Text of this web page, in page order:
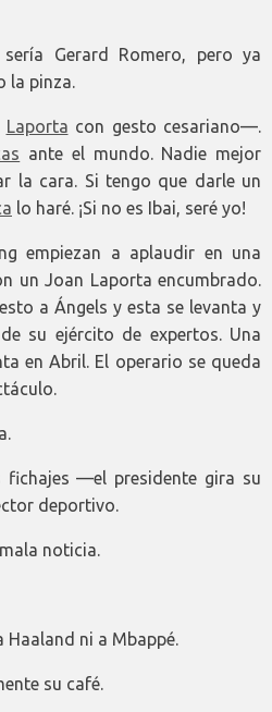
Gerard Romero, pero ya
la pinza.
Laporta con gesto cesariano—.
ante el mundo. Nadie mejor
la cara. Si tengo que darle un
lo haré. ¡Si no es Ibai, seré yo!
empiezan a aplaudir en una
un Joan Laporta encumbrado.
a Ángels y esta se levanta y
su ejército de expertos. Una
en Abril. El operario se queda
—el presidente gira su
deportivo.
noticia.
ni a Mbappé.
su café.